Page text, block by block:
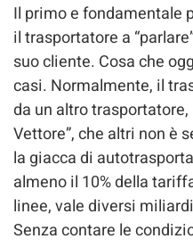
Il primo e fondamentale
il trasportatore a
suo cliente. Cosa che
casi. Normalmente, il
da un altro
Vettore”, che altri non è
la giacca di
almeno il 10% della
linee, vale diversi
Senza contare le